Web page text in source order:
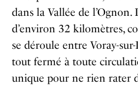
dans la Vallée de
d’environ 32 kilomètres,
se déroule entre Voray-
tout fermé à toute
unique pour ne rien rater